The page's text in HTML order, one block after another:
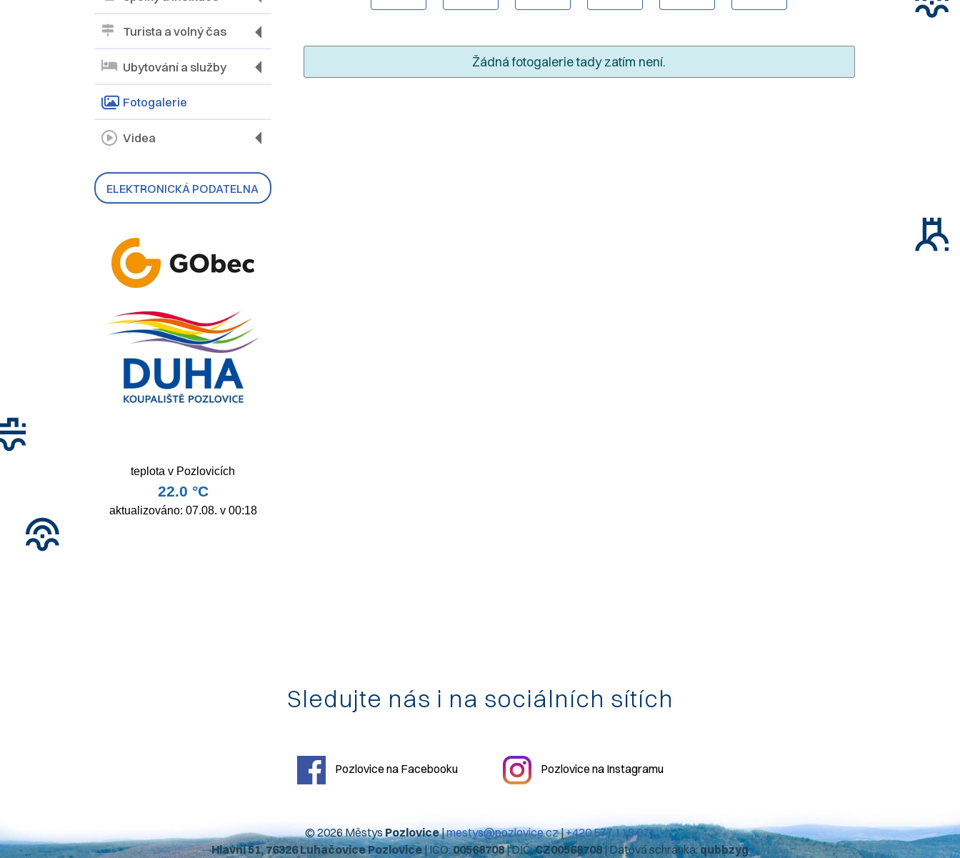
Turista a volný čas
Ubytování a služby
Fotogalerie
Videa
ELEKTRONICKÁ PODATELNA
Žádná fotogalerie tady zatím není.
Sledujte nás i na sociálních sítích
Pozlovice na Facebooku Pozlovice na Instagramu
© 2026 MěstysPozlovice|mestys@pozlovice.cz|+420 577 113 071
Hlavní 51, 76326 Luhačovice Pozlovice| IČO:00568708| DIČ:CZ00568708| Datová schránka:qubbzyg